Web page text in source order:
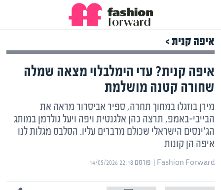
איפה קנית >
איפה קנית? עדי הימלבלוי מצאה שמלה
שחורה קטנה מושלמת
מירן בוזגלו במחוך תחרה, ספיר אביסרור מראה את
הבייבי-באמפ, תרצה כהן אלגנטית ויפה ויעל גולדמן במותג
הג'ינסים הישראלי שכולם מדברים עליו. הסלבס מגלות לנו
איפה הן קונות
Fashion Forward | ‏ פורסם ‎14/05/2026 22:18